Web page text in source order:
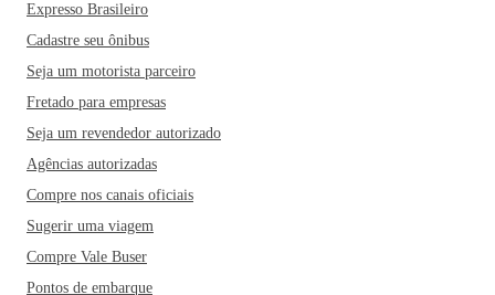
Expresso Brasileiro
Cadastre seu ônibus
Seja um motorista parceiro
Fretado para empresas
Seja um revendedor autorizado
Agências autorizadas
Compre nos canais oficiais
Sugerir uma viagem
Compre Vale Buser
Pontos de embarque